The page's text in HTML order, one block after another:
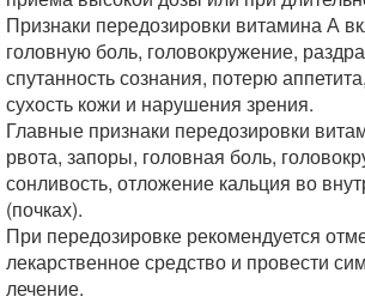
Признаки передозировки витамина А
головную боль, головокружение,
спутанность сознания, потерю
сухость кожи и нарушения зрения.
Главные признаки передозировки
рвота, запоры, головная боль,
сонливость, отложение кальция во
(почках).
При передозировке рекомендуется
лекарственное средство и провести
лечение.